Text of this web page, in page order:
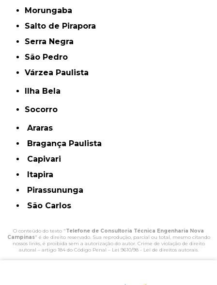
Morungaba
Salto de Pirapora
Serra Negra
São Pedro
Várzea Paulista
Ilha Bela
Socorro
Araras
Bragança Paulista
Capivari
Itapira
Pirassununga
São Carlos
O conteúdo do texto "Telefone de Consultoria Técnica Engenharia Nova
Campinas" é de direito reservado. Sua reprodução, parcial ou total, mesmo citando
nossos links, é proibida sem a autorização do autor. Crime de violação de direito
autoral – artigo 184 do Código Penal – Lei 9610/98 - Lei de direitos autorais.